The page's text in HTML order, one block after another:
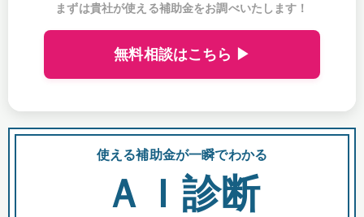
まずは貴社が使える補助金をお調べいたします！
無料相談はこちら ▶
使える補助金が一瞬でわかる
ＡＩ診断